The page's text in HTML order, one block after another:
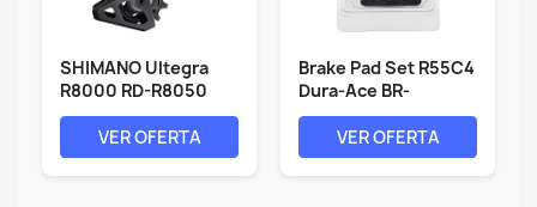
SHIMANO Ultegra
R8000 RD-R8050
Ultegra Di2 11...
VER OFERTA
Brake Pad Set R55C4
Dura-Ace BR-
9000/7900 ETC 2...
VER OFERTA